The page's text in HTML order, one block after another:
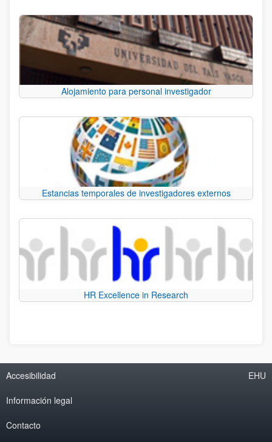
Alojamiento para personal investigador
Estancias temporales de investigadores externos
HR Excellence in Research
Accesibilidad
Información legal
Contacto
EHU